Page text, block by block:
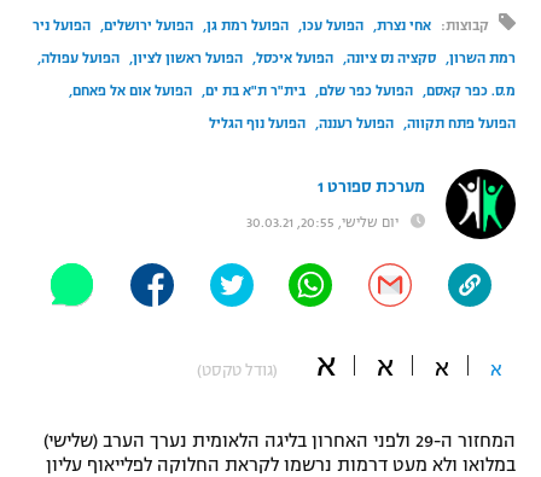
"מעל הליגה" – פודקאסט
משתתפים וזוכים בפרסים
תקנון משתתפים וזוכים בפרסים
תקנון עבור פעילות אלקטרה
טניס
מכבי נתניה
בני יהודה
ליגות נוספות
UFC
אופניים
ספורט מוטורי
כדורמים
ספורט אתגרי ואקסטרים
קבוצות: אחי נצרת הפועל עכו הפועל רמת גן הפועל ירושלים הפועל ניר
רמת השרון סקציה נס ציונה הפועל איכסל הפועל ראשון לציון הפועל עפולה
מ.ס. כפר קאסם הפועל כפר שלם בית"ר ת"א בת ים הפועל אום אל פאחם
הפועל פתח תקווה הפועל רעננה הפועל נוף הגליל
מערכת ספורט 1
יום שלישי, 20:55, 30.03.21
א א א א (גודל טקסט)
המחזור ה-29 ולפני האחרון בליגה הלאומית נערך הערב (שלישי)
במלואו ולא מעט דרמות נרשמו לקראת החלוקה לפלייאוף עליון